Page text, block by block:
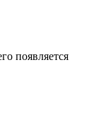
появляется